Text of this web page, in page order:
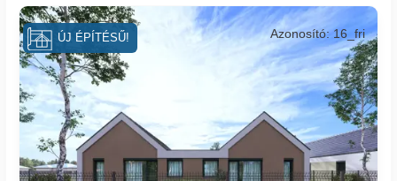
Azonosító: 16_fri
ÚJ ÉPÍTÉSŰ!